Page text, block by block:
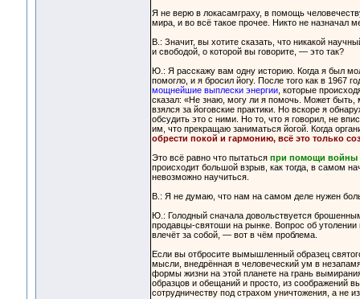
Я не верю в локасамграху, в помощь
мира, и во всё такое прочее. Никто не назначал
В.: Значит, вы хотите сказать, что никакой
и свободой, о которой вы говорите, — это так?
Ю.: Я расскажу вам одну историю. Когда я был
помогло, и я бросил йогу. После того как в 1967
мощнейшие выплески энергии, которые
сказал: «Не знаю, могу ли я помочь. Может
взялся за йоговские практики. Но вскоре я
обсудить это с ними. Но то, что я говорил, не
им, что прекращаю заниматься йогой. Когда
обрести покой и гармонию, всё это только
Это всё равно что пытаться при помощи войны
происходит большой взрыв, как тогда, в самом
невозможно научиться.
В.: Я не думаю, что нам на самом деле нужен
Ю.: Голодный сначала довольствуется
продавцы-святоши на рынке. Вопрос об утолении
влечёт за собой, — вот в чём проблема.
Если вы отбросите вымышленный образец
мысли, внедрённая в человеческий ум в
формы жизни на этой планете на грань
образцов и обещаний и просто, из соображений
сотрудничеству под страхом уничтожения, а не